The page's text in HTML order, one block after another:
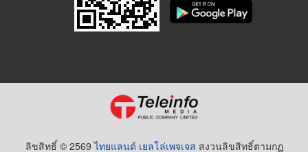
ลิขสิทธิ์ © 2569ไทยแลนด์ เยลโล่เพจเจส สงวนลิขสิทธิ์ตามกฏ